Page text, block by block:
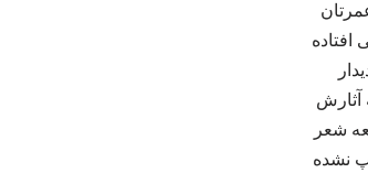
آثارش
کلاسیک به زبان معیار و محاوره‌)، «املت دسته‌دار» (۵۸ قطعه شعر
‌نشده